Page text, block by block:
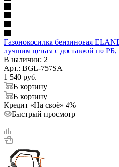
Газонокосилка бензиновая
лучшим ценам с доставкой по РБ,
В наличии: 2
Арт.: BGL-757SA
1 540 руб.
В корзину
В корзину
Кредит «На своё» 4%
Быстрый просмотр